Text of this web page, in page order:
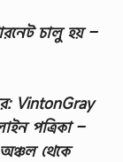
চালু হয় –
VintonGray
পত্রিকা –
থেকে